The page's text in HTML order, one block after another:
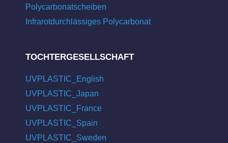
Polycarbonatscheiben
Infrarotdurchlässiges Polycarbonat
TOCHTERGESELLSCHAFT
UVPLASTIC_English
UVPLASTIC_Japan
UVPLASTIC_France
UVPLASTIC_Spain
UVPLASTIC_Sweden